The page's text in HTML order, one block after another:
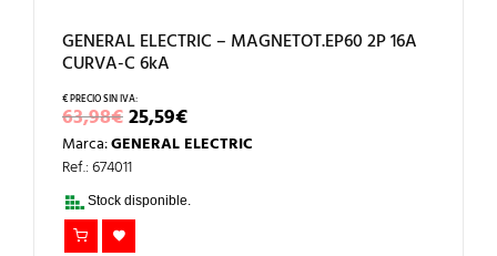
GENERAL ELECTRIC – MAGNETOT.EP60 2P 16A
CURVA-C 6kA
63,98€EL
PRECIO
ORIGINAL
ERA:
63,98€.
25,59€EL
PRECIO
ACTUAL
Marca:GENERAL ELECTRIC
Ref.: 674011
Stock disponible.